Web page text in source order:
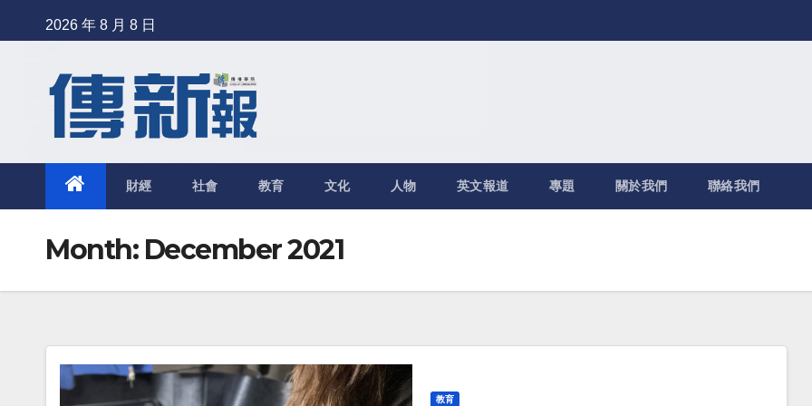
to
2026 年 8 月 8 日
財經 社會 教育 文化 人物 英文報道 專題 關於我們 聯絡我們
Month: December 2021
教育